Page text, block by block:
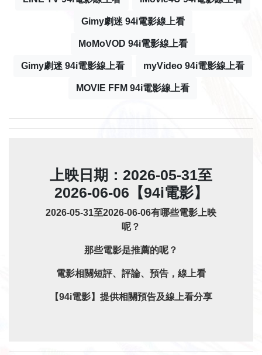
Gimy劇迷 94i電影線上看
MoMoVOD 94i電影線上看
Gimy劇迷 94i電影線上看 myVideo 94i電影線上看
MOVIE FFM 94i電影線上看
上映日期：2026-05-31至
2026-06-06【94i電影】
2026-05-31至2026-06-06有哪些電影上映
呢？
那些電影是推薦的呢？
電影相關短評、評論、預告，線上看
【94i電影】提供相關預告及線上看分享